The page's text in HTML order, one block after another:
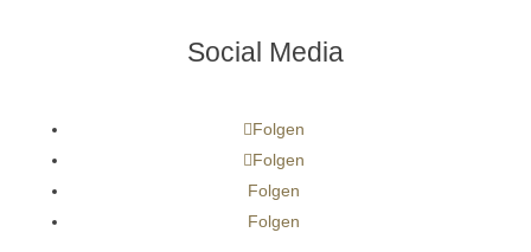
Social Media
Folgen
Folgen
Folgen
Folgen